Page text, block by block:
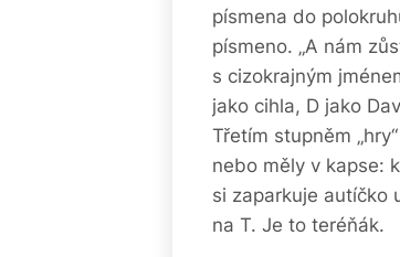
písmena do
písmeno. „A nám
s cizokrajným
jako cihla, D jako
Třetím stupněm
nebo měly v kapse:
si zaparkuje autíčko
na T. Je to teréňák.